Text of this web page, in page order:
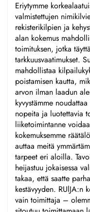
Eriytymme
valmistettujen
rekisterikilpien ja
alan kokemus
toimituksen, jotka
tarkkuusvaatimukset.
mahdollistaa
poistamisen kautta,
arvon ilman laadun
kyvystämme
nopeita ja luotettavia
liiketoimintanne
kokemuksemme
auttaa meitä
tarpeet eri aloilla.
heijastuu jokaisessa
takaa, että saatte
kestävyyden. RUlJA:n
vain toimittaja –